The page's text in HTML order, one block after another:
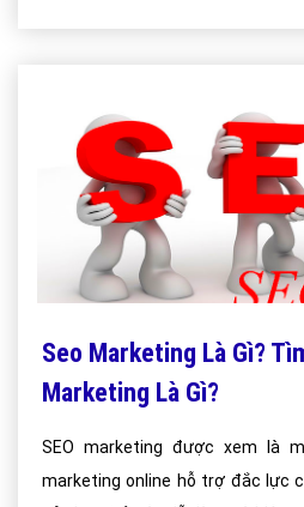
Seo Marketing Là Gì?
Marketing Là Gì?
SEO marketing được xem là
marketing online hỗ trợ đắc lực